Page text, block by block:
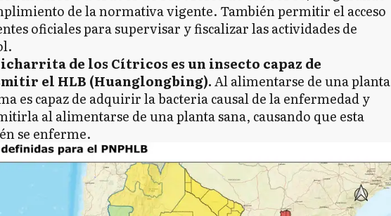
de la normativa vigente. También permitir el acceso
oficiales para supervisar y fiscalizar las actividades de
de los Cítricos es un insecto capaz de
el HLB (Huanglongbing).Al alimentarse de una planta
es capaz de adquirir la bacteria causal de la enfermedad y
al alimentarse de una planta sana, causando que esta
se enferme.